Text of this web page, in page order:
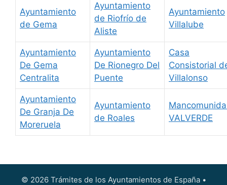
Ayuntamiento
de Gema
Ayuntamiento
de Riofrío de
Aliste
Ayuntamiento
Villalube
Ayuntamiento
De Gema
Centralita
Ayuntamiento
De Rionegro Del
Puente
Casa
Consistorial
Villalonso
Ayuntamiento
De Granja De
Moreruela
Ayuntamiento
de Roales
VALVERDE
© 2026 Trámites de los Ayuntamientos de España•